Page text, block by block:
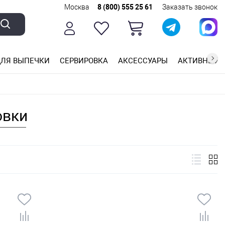
Москва 8 (800) 555 25 61 Заказать звонок
ВЫПЕЧКИ СЕРВИРОВКА АКСЕССУАРЫ АКТИВНЫЙ